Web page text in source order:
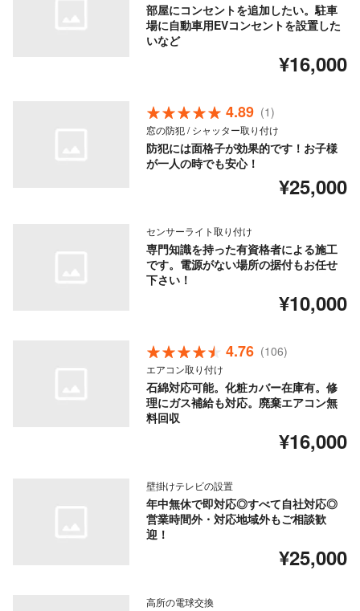
部屋にコンセントを追加したい。駐車
場に自動車用EVコンセントを設置した
いなど
¥16,000
4.89 (1)
窓の防犯 / シャッター取り付け
防犯には面格子が効果的です！お子様
が一人の時でも安心！
¥25,000
センサーライト取り付け
専門知識を持った有資格者による施工
です。電源がない場所の据付もお任せ
下さい！
¥10,000
4.76 (106)
エアコン取り付け
石綿対応可能。化粧カバー在庫有。修
理にガス補給も対応。廃棄エアコン無
料回収
¥16,000
壁掛けテレビの設置
年中無休で即対応◎すべて自社対応◎
営業時間外・対応地域外もご相談歓
迎！
¥25,000
高所の電球交換